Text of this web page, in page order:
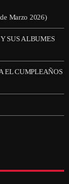
Marzo 2026)
SUS ALBUMES
EL CUMPLEAÑOS